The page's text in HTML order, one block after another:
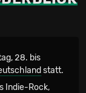
28. bis
statt.
Indie-Rock,